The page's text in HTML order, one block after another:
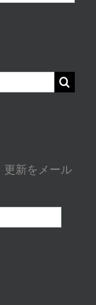
更新をメール